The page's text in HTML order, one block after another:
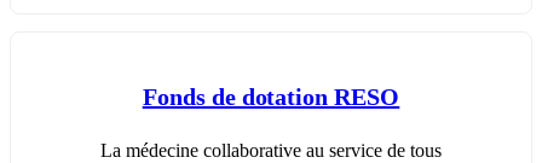
Fonds de dotation RESO
La médecine collaborative au service de tous